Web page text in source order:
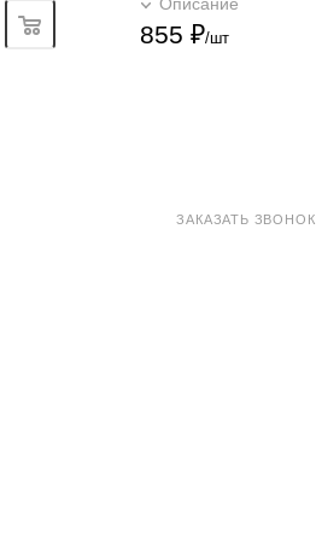
855 ₽/шт
ЗАКАЗАТЬ ЗВОНОК